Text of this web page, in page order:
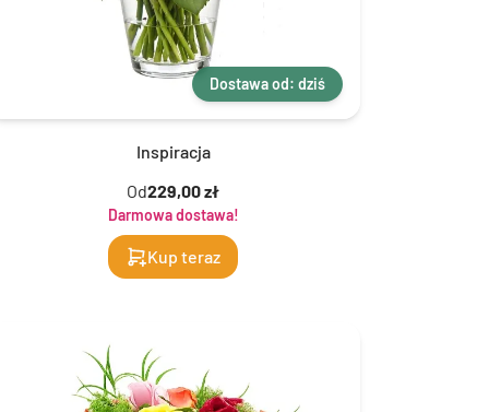
Dostawa od: dziś
Inspiracja
Od229,00 zł
Darmowa dostawa!
Kup teraz